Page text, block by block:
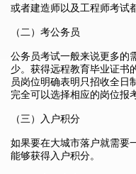
或者建造师以及工程师考试
（二）考公务员
公务员考试一般来说更多的
少。获得远程教育毕业证书
员岗位明确表明只招收全日
完全可以选择相应的岗位报
（三）入户积分
如果要在大城市落户就需要
能够获得入户积分。